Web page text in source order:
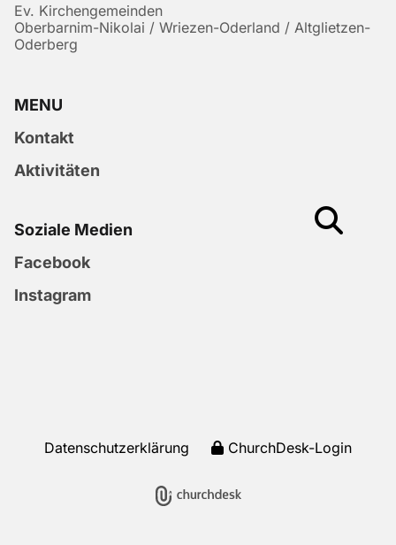
Ev. Kirchengemeinden
Oberbarnim-Nikolai / Wriezen-Oderland / Altglietzen-
Oderberg
MENU
Kontakt
Aktivitäten
Soziale Medien
Facebook
Instagram
Datenschutzerklärung ChurchDesk-Login